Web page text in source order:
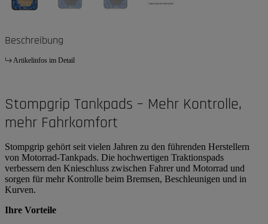
Beschreibung
Artikelinfos im Detail
Stompgrip Tankpads – Mehr Kontrolle,
mehr Fahrkomfort
Stompgrip gehört seit vielen Jahren zu den führenden Herstellern
von Motorrad-Tankpads. Die hochwertigen Traktionspads
verbessern den Knieschluss zwischen Fahrer und Motorrad und
sorgen für mehr Kontrolle beim Bremsen, Beschleunigen und in
Kurven.
Ihre Vorteile